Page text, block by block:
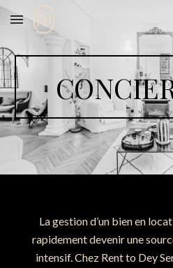
Skip to main content
La gestion d’un bien en
rapidement devenir une
intensif. Chez Rent to Dey